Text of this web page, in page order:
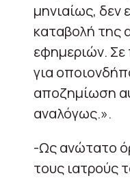
μηνιαίως, δεν
καταβολή της
εφημεριών.
για
αποζημίωση
αναλόγως.».
-Ως ανώτατο
τους ιατρούς